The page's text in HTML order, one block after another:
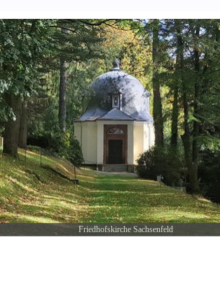
Friedhofskirche Sachsenfeld